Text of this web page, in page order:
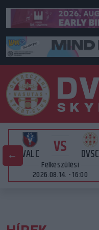
VALC VS DVSC
Felkészülési
2026.08.14. - 16:00